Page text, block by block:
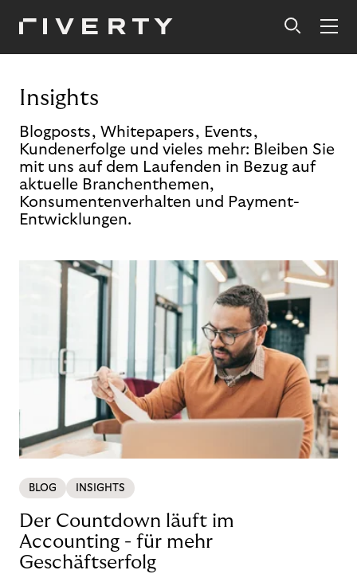
Insights
Blogposts, Whitepapers, Events,
Kundenerfolge und vieles mehr: Bleiben Sie
mit uns auf dem Laufenden in Bezug auf
aktuelle Branchenthemen,
Konsumentenverhalten und Payment-
Entwicklungen.
BLOG INSIGHTS
Der Countdown läuft im
Accounting - für mehr
Geschäftserfolg